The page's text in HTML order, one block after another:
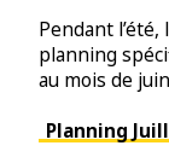
Pendant
planning
au mois de
Planning